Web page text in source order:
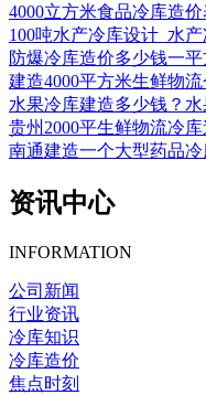
4000立方米食品冷库造
100吨水产冷库设计_水
防爆冷库造价多少钱一
建造4000平方米生鲜物
水果冷库建造多少钱？
贵州2000平生鲜物流冷
南通建造一个大型药品
资讯中心
INFORMATION
公司新闻
行业资讯
冷库知识
冷库造价
焦点时刻